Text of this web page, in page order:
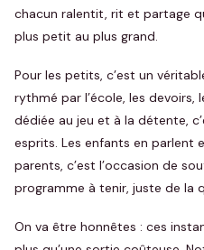
chacun ralentit, rit et partage
plus petit au plus grand.
Pour les petits, c’est un
rythmé par l’école, les devoirs,
dédiée au jeu et à la détente,
esprits. Les enfants en parlent
parents, c’est l’occasion de
programme à tenir, juste de la
On va être honnêtes : ces